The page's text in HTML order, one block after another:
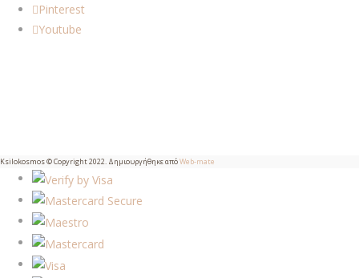
Pinterest
Youtube
Ksilokosmos © Copyright 2022. Δημιουργήθηκε απόWeb-mate